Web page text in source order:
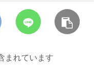
まれています